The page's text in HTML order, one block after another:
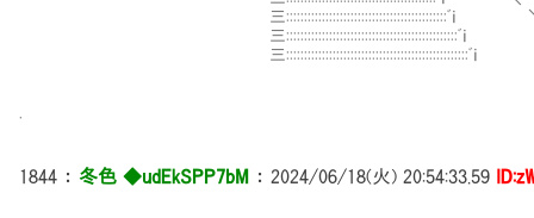
三:::::::::::::::::::::::::::::::::::::::::::::ﾞｉ
三::::::::::::::::::::::::::::::::::::::::::::::::ﾞｉ
三:::::::::::::::::::::::::::::::::::::::::::::::::::ﾞ
1844 ： 冬色 ◆udEkSPP7bM ： 2024/06/18(火) 20:54:33.59